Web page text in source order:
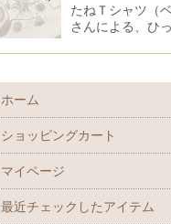
たねＴシャツ（
さんによる、ひ
ホーム
ショッピングカート
マイページ
最近チェックしたアイテム